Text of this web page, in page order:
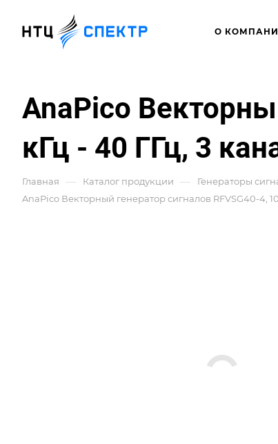
О
AnaPico
кГц - 40 ГГц, 3
Главная — Каталог продукции — Генераторы
AnaPico Векторный генератор сигналов RFVSG40-4,